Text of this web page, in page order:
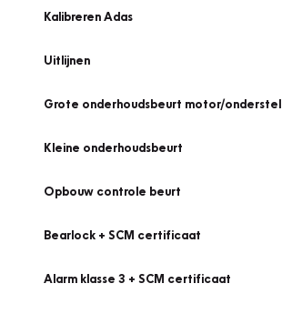
Kalibreren Adas
Uitlijnen
Grote onderhoudsbeurt motor/onderstel
Kleine onderhoudsbeurt
Opbouw controle beurt
Bearlock + SCM certificaat
Alarm klasse 3 + SCM certificaat